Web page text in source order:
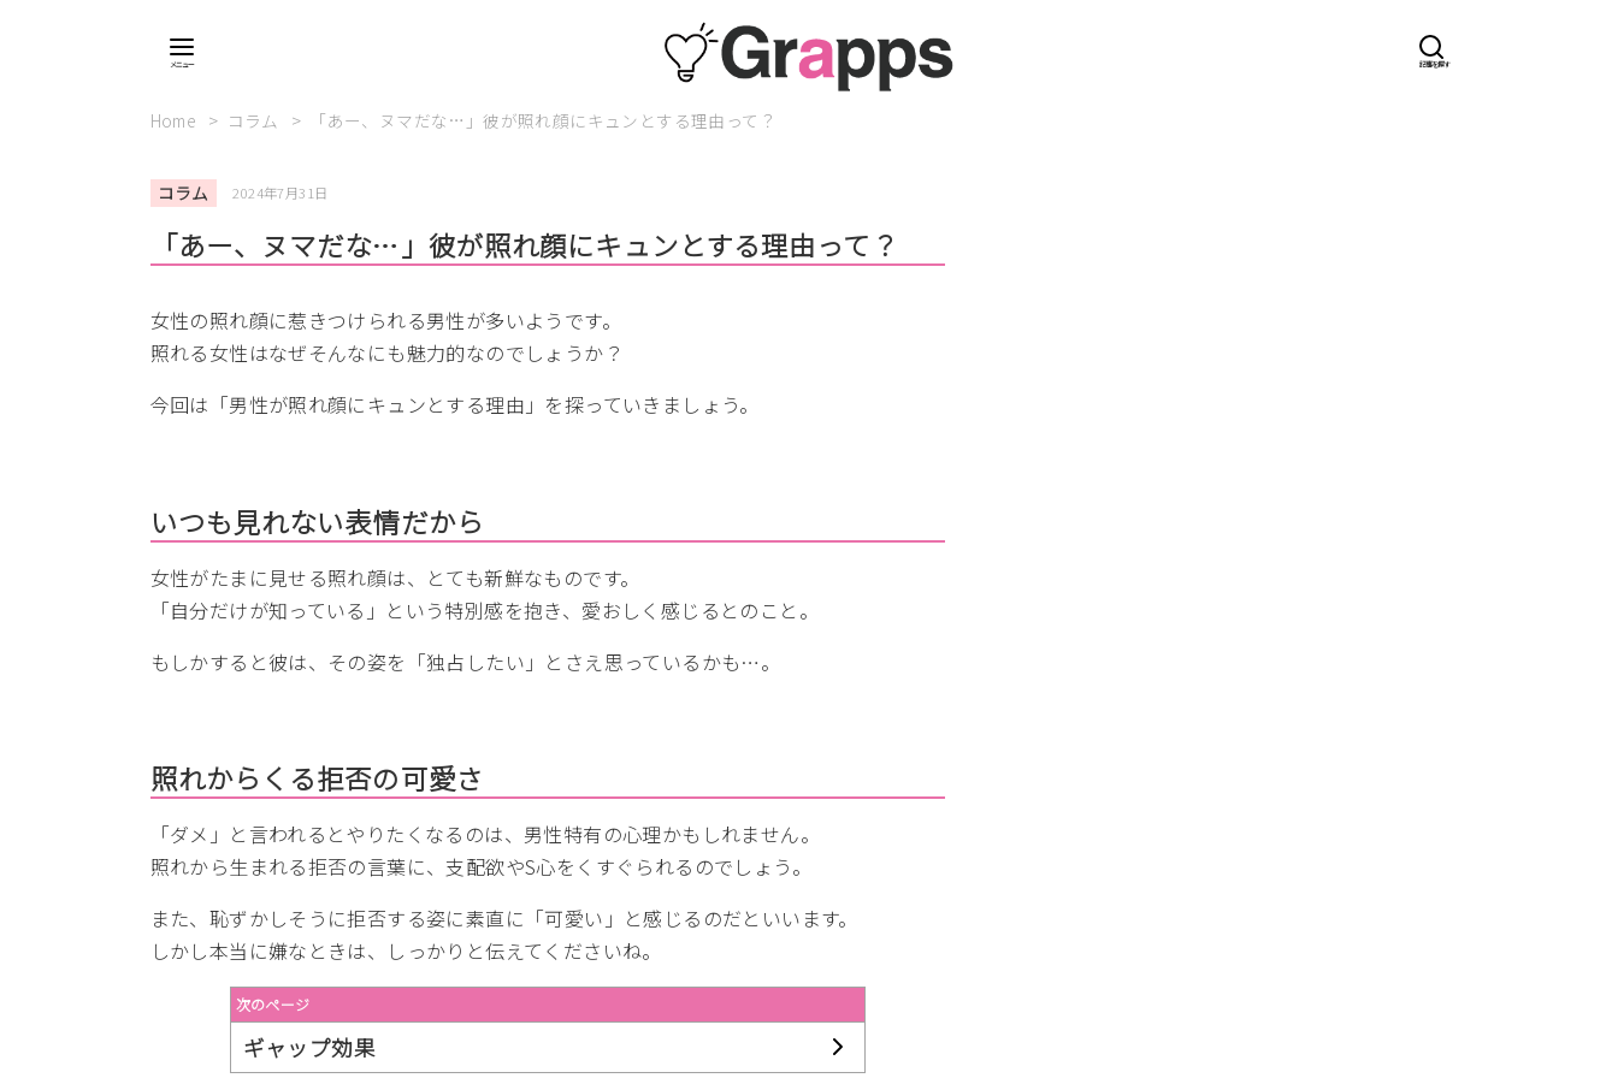
Home コラム 「あー、ヌマだな…」彼が照れ顔にキュンとする理由って？
コラム 2024年7月31日
「あー、ヌマだな…」彼が照れ顔にキュンとする理由って？
女性の照れ顔に惹きつけられる男性が多いようです。
照れる女性はなぜそんなにも魅力的なのでしょうか？
今回は「男性が照れ顔にキュンとする理由」を探っていきましょう。
いつも見れない表情だから
女性がたまに見せる照れ顔は、とても新鮮なものです。
「自分だけが知っている」という特別感を抱き、愛おしく感じるとのこと。
もしかすると彼は、その姿を「独占したい」とさえ思っているかも…。
照れからくる拒否の可愛さ
「ダメ」と言われるとやりたくなるのは、男性特有の心理かもしれません。
照れから生まれる拒否の言葉に、支配欲やS心をくすぐられるのでしょう。
また、恥ずかしそうに拒否する姿に素直に「可愛い」と感じるのだといいます。
しかし本当に嫌なときは、しっかりと伝えてくださいね。
次のページ
ギャップ効果